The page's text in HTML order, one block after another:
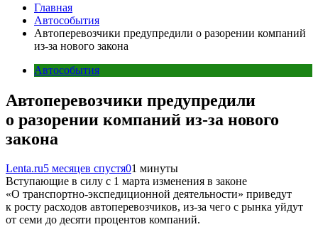
Главная
Автособытия
Автоперевозчики предупредили о разорении компаний
из-за нового закона
Автособытия
Автоперевозчики предупредили
о разорении компаний из-за нового
закона
Lenta.ru5 месяцев спустя01 минуты
Вступающие в силу с 1 марта изменения в законе
«О транспортно-экспедиционной деятельности» приведут
к росту расходов автоперевозчиков, из-за чего с рынка уйдут
от семи до десяти процентов компаний.